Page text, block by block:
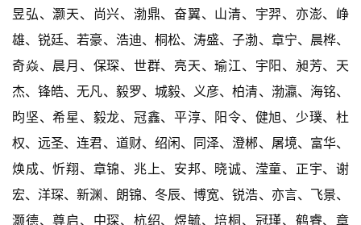
昱弘、灏天、尚兴、渤鼎、奋翼、山清、宇羿、亦澎、峥
雄、锐廷、若豪、浩迪、桐松、涛盛、子渤、章宁、晨桦、
奇焱、晨月、保琛、世群、亮天、瑜江、宇阳、昶芳、天
杰、锋皓、无凡、毅罗、城毅、义彦、柏清、渤瀛、海铭、
昀坚、希星、毅龙、冠鑫、平淳、阳令、健旭、少璞、杜
权、远圣、连君、道财、绍闲、同泽、澄郴、屠境、富华、
焕成、忻翔、章锦、兆上、安邦、晓诚、滢童、正宇、谢
宏、洋琛、新渊、朗锦、冬辰、博宽、锐浩、亦言、飞景、
灏德、尊启、中琛、杭绍、煜毓、培桐、冠瑾、鹤睿、章